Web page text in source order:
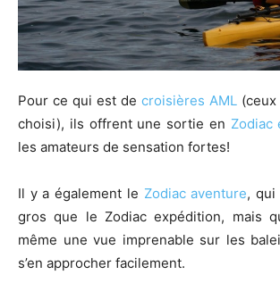
Pour ce qui est de croisières AML
choisi), ils offrent une sortie en Zodiac
les amateurs de sensation fortes!
Il y a également le Zodiac aventure, qui
gros que le Zodiac expédition, mais
même une vue imprenable sur les
s’en approcher facilement.